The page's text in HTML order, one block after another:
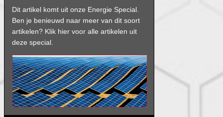
Dit artikel komt uit onze Energie Special.
Ben je benieuwd naar meer van dit soort
artikelen? Klik hier voor alle artikelen uit
deze special.